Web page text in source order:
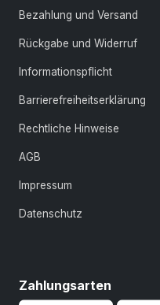
Bezahlung und Versand
Rückgabe und Widerruf
Informationspflicht
Barrierefreiheitserklärung
Rechtliche Hinweise
AGB
Impressum
Datenschutz
Zahlungsarten